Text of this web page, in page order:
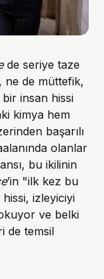
de seriye taze
ne de müttefik,
bir insan hissi
kimya hem
başarılı
olanlar
bu ikilinin
’in "ilk kez bu
izleyiciyi
ve belki
de temsil